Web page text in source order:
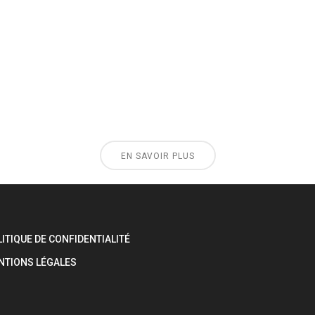
EN SAVOIR PLUS
DE CONFIDENTIALITÉ
LÉGALES